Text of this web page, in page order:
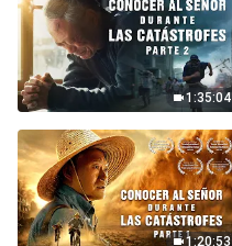
1:35:04
1:20:53